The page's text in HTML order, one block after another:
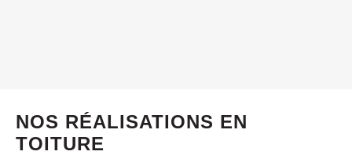
NOS RÉALISATIONS EN
TOITURE